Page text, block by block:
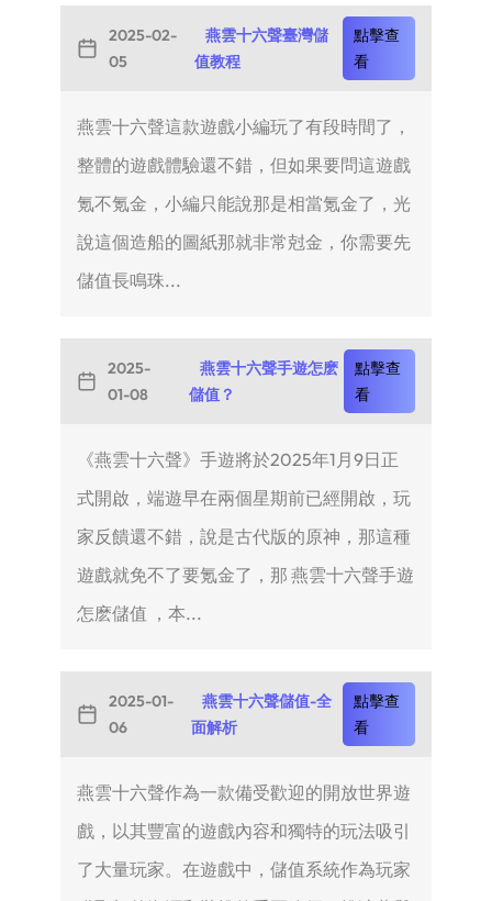
2025-02-
05
燕雲十六聲臺灣儲
值教程
點擊查
看
燕雲十六聲這款遊戲小編玩了有段時間了，
整體的遊戲體驗還不錯，但如果要問這遊戲
氪不氪金，小編只能說那是相當氪金了，光
說這個造船的圖紙那就非常尅金，你需要先
儲值長鳴珠...
2025-
01-08
燕雲十六聲手遊怎麽
儲值？
點擊查
看
《燕雲十六聲》手遊將於2025年1月9日正
式開啟，端遊早在兩個星期前已經開啟，玩
家反饋還不錯，說是古代版的原神，那這種
遊戲就免不了要氪金了，那 燕雲十六聲手遊
怎麽儲值 ，本...
2025-01-
06
燕雲十六聲儲值-全
面解析
點擊查
看
燕雲十六聲作為一款備受歡迎的開放世界遊
戲，以其豐富的遊戲內容和獨特的玩法吸引
了大量玩家。在遊戲中，儲值系統作為玩家